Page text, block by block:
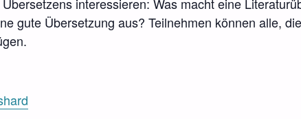
interessieren: Was macht eine
gute Übersetzung aus? Teilnehmen können alle,